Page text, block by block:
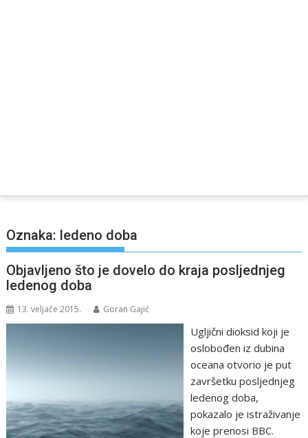
Oznaka: ledeno doba
Objavljeno što je dovelo do kraja posljednjeg
ledenog doba
13. veljače 2015. Goran Gajić
Ugljični dioksid koji je
oslobođen iz dubina
oceana otvorio je put
završetku posljednjeg
ledenog doba,
pokazalo je istraživanje
koje prenosi BBC.